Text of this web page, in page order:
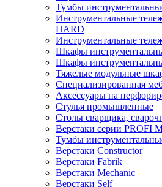
Тумбы
Инструментальные
HARD
Инструментальные
Шкафы
Шкафы
Тяжелые модульные
Cпециализированная
Аксессуары на
Стулья промышленные
Столы сварщика,
Верстаки серии PROFI
Тумбы
Верстаки Constructor
Верстаки Fabrik
Верстаки Mechanic
Верстаки Self